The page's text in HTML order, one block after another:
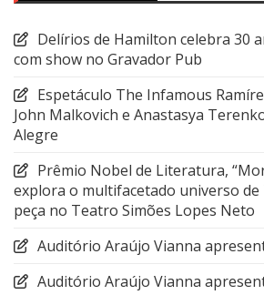
Delírios de Hamilton celebra 30
com show no Gravador Pub
Espetáculo The Infamous
John Malkovich e Anastasya
Alegre
Prêmio Nobel de Literatura,
explora o multifacetado universo
peça no Teatro Simões Lopes Neto
Auditório Araújo Vianna
Auditório Araújo Vianna